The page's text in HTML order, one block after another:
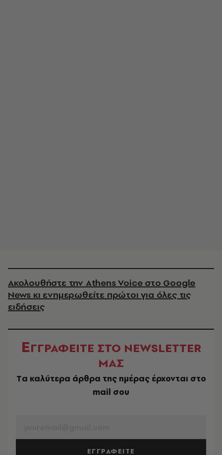
Ακολουθήστε την Athens Voice στο Google
News κι ενημερωθείτε πρώτοι για όλες τις
ειδήσεις
ΕΓΓΡΑΦΕΙΤΕ ΣΤΟ NEWSLETTER
ΜΑΣ
Tα καλύτερα άρθρα της ημέρας έρχονται στο
mail σου
ΕΓΓΡΑΦΕΙΤΕ